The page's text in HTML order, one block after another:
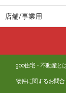
店舗/事業用
goo住宅・不動産と
物件に関するお問合